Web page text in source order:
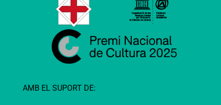
AMB EL SUPORT DE: